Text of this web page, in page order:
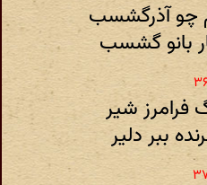
چو آذرگشسب
بانو گشسب
فرامرز شیر
ببر دلیر